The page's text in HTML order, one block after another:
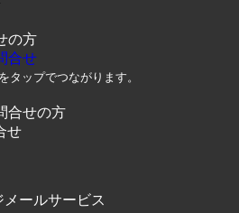
の方
タップでつながります。
合せの方
ールサービス